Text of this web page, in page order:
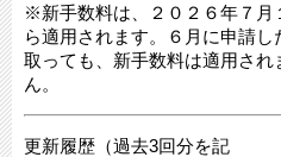
※新手数料は、２０２６年７月
ら適用されます。６月に申請
取っても、新手数料は適用され
更新履歴（過去3回分を記